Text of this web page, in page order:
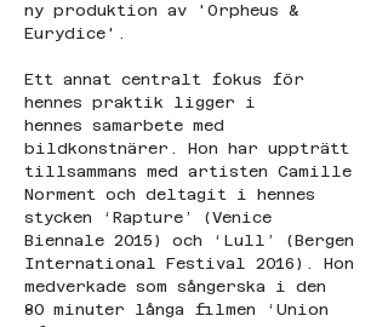
ny produktion av 'Orpheus &
Eurydice'.
Ett annat centralt fokus för
hennes praktik ligger i
hennes samarbete med
bildkonstnärer. Hon har uppträtt
tillsammans med artisten Camille
Norment och deltagit i hennes
stycken ‘Rapture’ (Venice
Biennale 2015) och ‘Lull’ (Bergen
International Festival 2016). Hon
medverkade som sångerska i den
80 minuter långa filmen ‘Union